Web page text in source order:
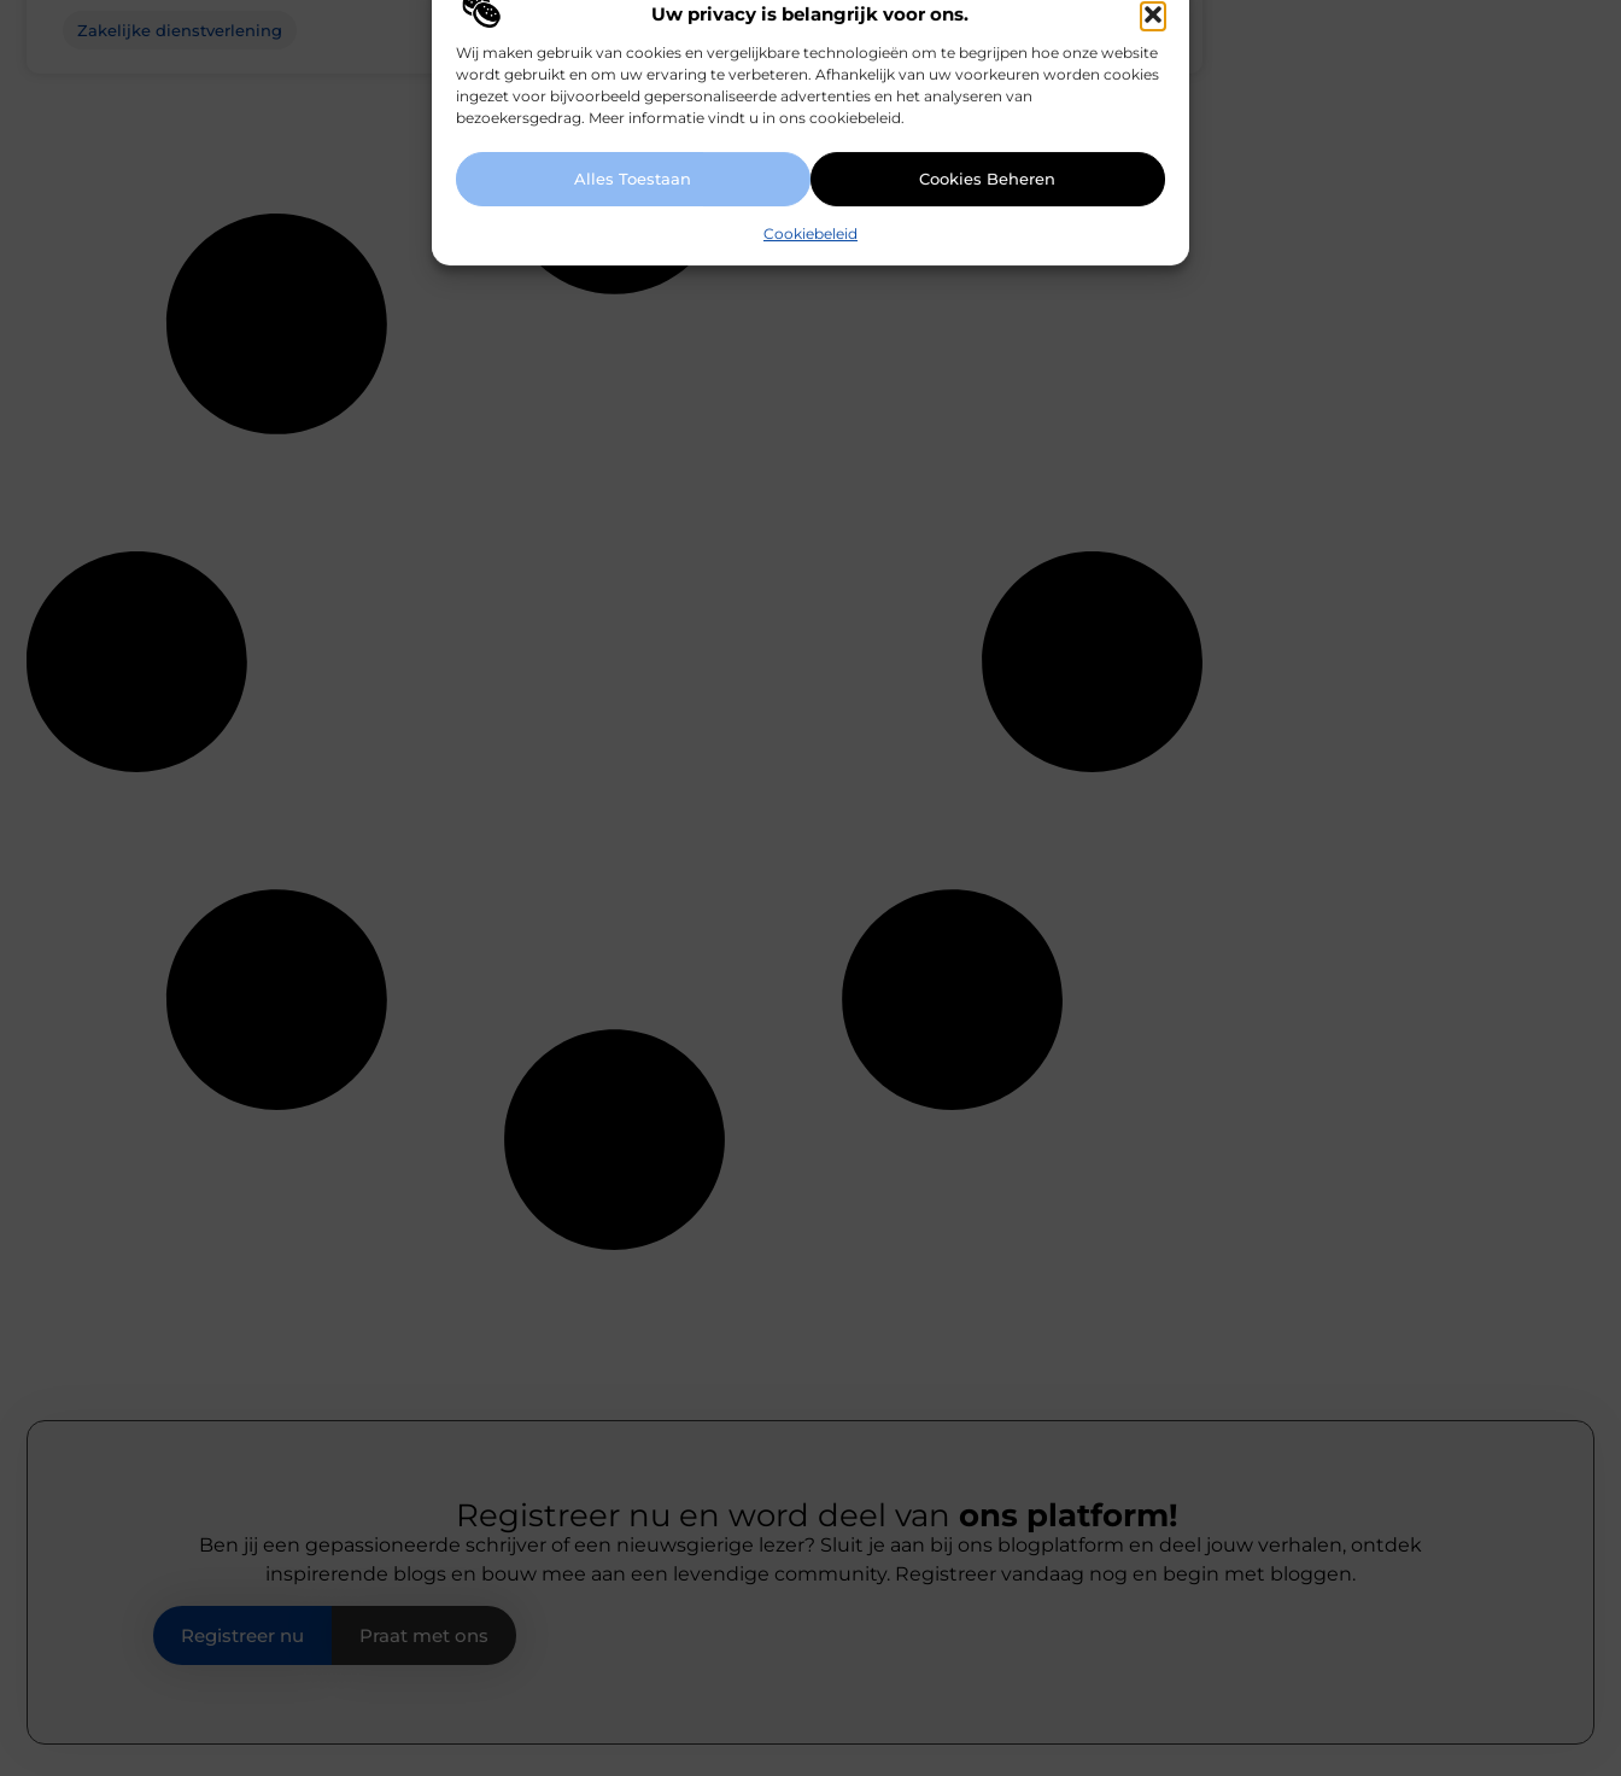
Uw privacy is belangrijk voor ons.
Wij maken gebruik van cookies en vergelijkbare technologieën om te begrijpen hoe onze website
wordt gebruikt en om uw ervaring te verbeteren. Afhankelijk van uw voorkeuren worden cookies
ingezet voor bijvoorbeeld gepersonaliseerde advertenties en het analyseren van
bezoekersgedrag. Meer informatie vindt u in ons cookiebeleid.
Alles Toestaan Cookies Beheren
Cookiebeleid
Zakelijke dienstverlening Zakelijke dienstverlening
Registreer nu en word deel van ons platform!
Ben jij een gepassioneerde schrijver of een nieuwsgierige lezer? Sluit je aan bij ons blogplatform en deel jouw verhalen, ontdek
inspirerende blogs en bouw mee aan een levendige community. Registreer vandaag nog en begin met bloggen.
Registreer nu Praat met ons